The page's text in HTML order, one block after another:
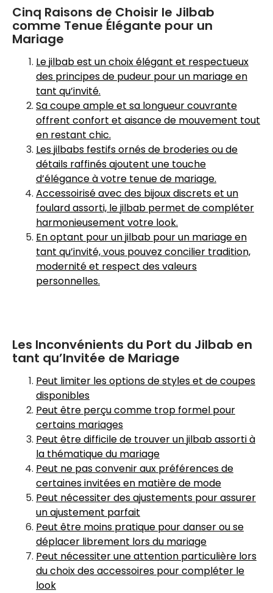
Cinq Raisons de Choisir le Jilbab
comme Tenue Élégante pour un
Mariage
Le jilbab est un choix élégant et respectueux
des principes de pudeur pour un mariage en
tant qu’invité.
Sa coupe ample et sa longueur couvrante
offrent confort et aisance de mouvement tout
en restant chic.
Les jilbabs festifs ornés de broderies ou de
détails raffinés ajoutent une touche
d’élégance à votre tenue de mariage.
Accessoirisé avec des bijoux discrets et un
foulard assorti, le jilbab permet de compléter
harmonieusement votre look.
En optant pour un jilbab pour un mariage en
tant qu’invité, vous pouvez concilier tradition,
modernité et respect des valeurs
personnelles.
Les Inconvénients du Port du Jilbab en
tant qu’Invitée de Mariage
Peut limiter les options de styles et de coupes
disponibles
Peut être perçu comme trop formel pour
certains mariages
Peut être difficile de trouver un jilbab assorti à
la thématique du mariage
Peut ne pas convenir aux préférences de
certaines invitées en matière de mode
Peut nécessiter des ajustements pour assurer
un ajustement parfait
Peut être moins pratique pour danser ou se
déplacer librement lors du mariage
Peut nécessiter une attention particulière lors
du choix des accessoires pour compléter le
look